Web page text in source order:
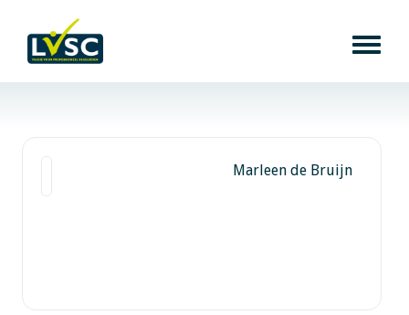
Marleen de Bruijn